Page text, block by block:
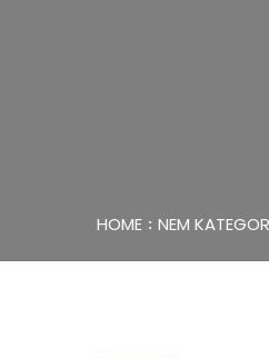
HOME NEM